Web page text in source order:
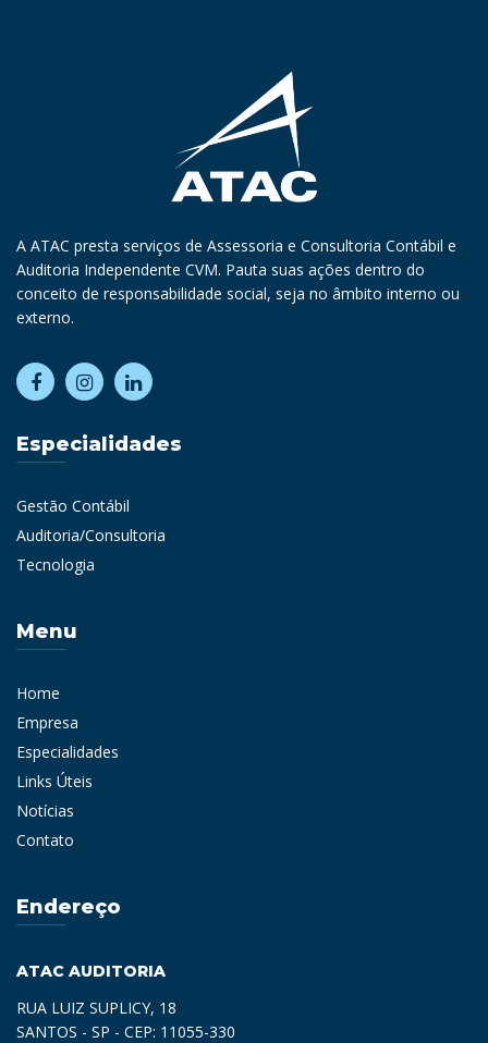
A ATAC presta serviços de Assessoria e Consultoria Contábil e
Auditoria Independente CVM. Pauta suas ações dentro do
conceito de responsabilidade social, seja no âmbito interno ou
externo.
Especialidades
Gestão Contábil
Auditoria/Consultoria
Tecnologia
Menu
Home
Empresa
Especialidades
Links Úteis
Notícias
Contato
Endereço
ATAC AUDITORIA
RUA LUIZ SUPLICY, 18
SANTOS - SP - CEP: 11055-330